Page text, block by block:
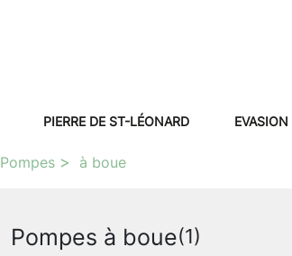
PIERRE DE ST-LÉONARD EVASION
Pompes à boue
Pompes à boue(1)